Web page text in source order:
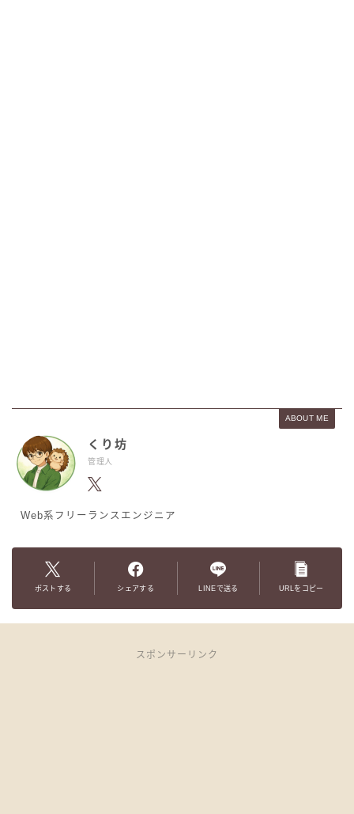
ABOUT ME
くり坊
管理人
Web系フリーランスエンジニア
ポストする シェアする LINEで送る URLをコピー
スポンサーリンク